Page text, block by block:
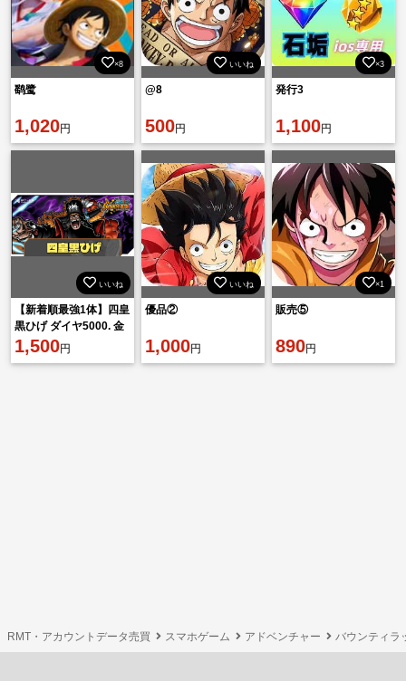
×8
鹞鹭
1,020円
いいね
@8
500円
×3
発行3
1,100円
いいね
【新着順最強1体】四皇
黒ひげ ダイヤ5000. 金
欠片1600機種IOSンサ
ーバー：アジア鯖
1,500円
いいね
優品②
1,000円
×1
販売⑤
890円
RMT・アカウントデータ売買 スマホゲーム アドベンチャー バウンティラ